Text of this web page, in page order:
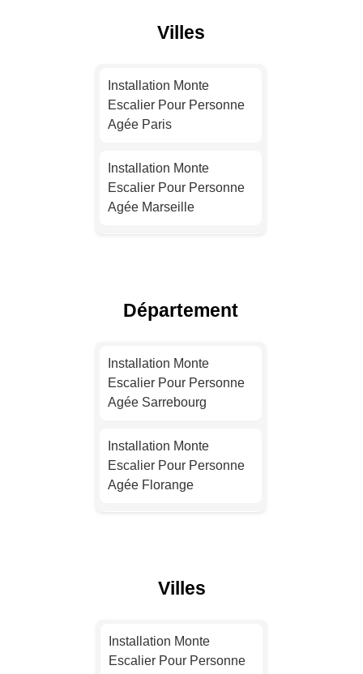
Villes
Installation Monte
Escalier Pour Personne
Agée Paris
Installation Monte
Escalier Pour Personne
Agée Marseille
Installation Monte
Installation Monte
Département
Installation Monte
Escalier Pour Personne
Agée Sarrebourg
Installation Monte
Escalier Pour Personne
Agée Florange
Villes
Installation Monte
Escalier Pour Personne